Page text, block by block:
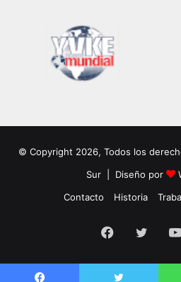
© Copyright 2026, Todos los
Sur | Diseño por
Contacto
Historia
Facebook